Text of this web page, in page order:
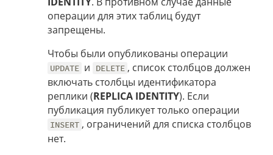
операции для этих таблиц будут
запрещены.
Чтобы были опубликованы операции
UPDATE и DELETE , список столбцов должен
включать столбцы идентификатора
реплики (REPLICA IDENTITY). Если
публикация публикует только операции
INSERT , ограничений для списка столбцов
нет.